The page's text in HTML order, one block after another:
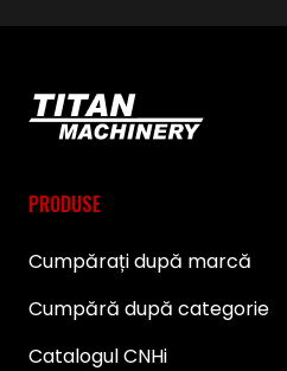
PRODUSE
Cumpărați după marcă
Cumpără după categorie
Catalogul CNHi